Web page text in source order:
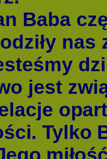
Baba
nas
jest
Tylko